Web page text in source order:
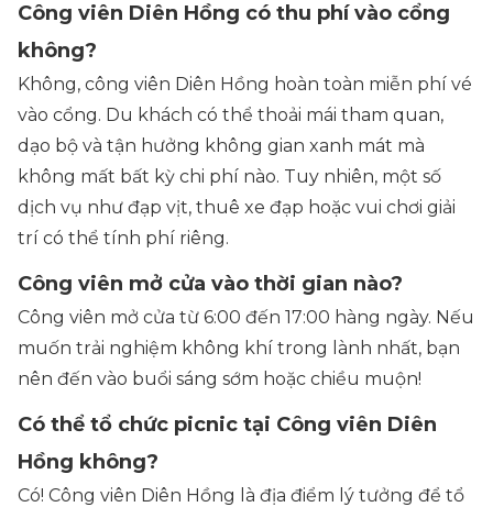
Công viên Diên Hồng có thu phí vào cổng
không?
Không, công viên Diên Hồng hoàn toàn miễn phí vé
vào cổng. Du khách có thể thoải mái tham quan,
dạo bộ và tận hưởng không gian xanh mát mà
không mất bất kỳ chi phí nào. Tuy nhiên, một số
dịch vụ như đạp vịt, thuê xe đạp hoặc vui chơi giải
trí có thể tính phí riêng.
Công viên mở cửa vào thời gian nào?
Công viên mở cửa từ 6:00 đến 17:00 hàng ngày. Nếu
muốn trải nghiệm không khí trong lành nhất, bạn
nên đến vào buổi sáng sớm hoặc chiều muộn!
Có thể tổ chức picnic tại Công viên Diên
Hồng không?
Có! Công viên Diên Hồng là địa điểm lý tưởng để tổ